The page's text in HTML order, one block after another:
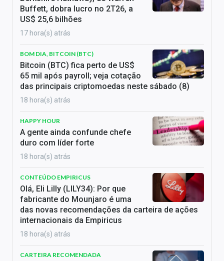
Buffett, dobra lucro no 2T26, a
US$ 25,6 bilhões
17 hora(s) atrás
BOM DIA, BITCOIN (BTC)
Bitcoin (BTC) fica perto de US$
65 mil após payroll; veja cotação
das principais criptomoedas neste sábado (8)
18 hora(s) atrás
HAPPY HOUR
A gente ainda confunde chefe
duro com líder forte
18 hora(s) atrás
CONTEÚDO EMPIRICUS
Olá, Eli Lilly (LILY34): Por que
fabricante do Mounjaro é uma
das novas recomendações da carteira de ações
internacionais da Empiricus
18 hora(s) atrás
CARTEIRA RECOMENDADA